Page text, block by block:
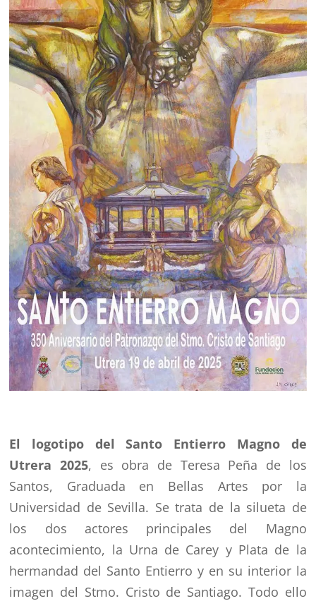
El logotipo del Santo Entierro Magno de
Utrera 2025, es obra de Teresa Peña de los
Santos, Graduada en Bellas Artes por la
Universidad de Sevilla. Se trata de la silueta de
los dos actores principales del Magno
acontecimiento, la Urna de Carey y Plata de la
hermandad del Santo Entierro y en su interior la
imagen del Stmo. Cristo de Santiago. Todo ello